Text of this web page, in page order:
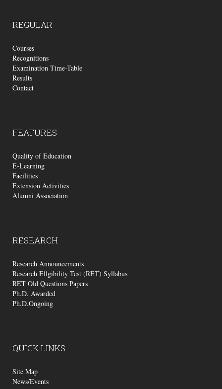
REGULAR
Courses
Recognitions
Examination Time-Table
Results
Contact
FEATURES
Quality of Education
E-Learning
Facilities
Extension Activities
Alumni Association
RESEARCH
Research Announcements
Research Ellgibility Test (RET) Syllabus
RET Old Questions Papers
Ph.D. Awarded
Ph.D.Ongoing
QUICKLINKS
Site Map
News/Events